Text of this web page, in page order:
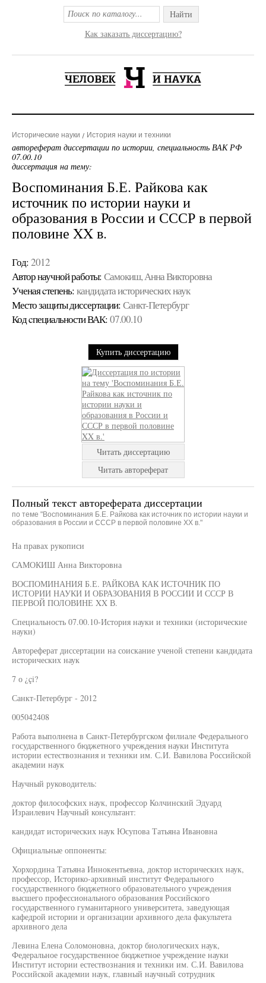
Найти
Как заказать диссертацию?
Исторические науки История науки и техники
автореферат диссертации по истории, специальность ВАК РФ
07.00.10
диссертация на тему:
Воспоминания Б.Е. Райкова как
источник по истории науки и
образования в России и СССР в первой
половине XX в.
Год: 2012
Автор научной работы: Самокиш, Анна Викторовна
Ученая cтепень: кандидата исторических наук
Место защиты диссертации: Санкт-Петербург
Код cпециальности ВАК: 07.00.10
Купить диссертацию
Читать диссертацию
Читать автореферат
Полный текст автореферата диссертации
по теме "Воспоминания Б.Е. Райкова как источник по истории науки и
образования в России и СССР в первой половине XX в."
На правах рукописи
САМОКИШ Анна Викторовна
ВОСПОМИНАНИЯ Б.Е. РАЙКОВА КАК ИСТОЧНИК ПО
ИСТОРИИ НАУКИ И ОБРАЗОВАНИЯ В РОССИИ И СССР В
ПЕРВОЙ ПОЛОВИНЕ XX В.
Специальность 07.00.10-История науки и техники (исторические
науки)
Автореферат диссертации на соискание ученой степени кандидата
исторических наук
7 о ¿çi?
Санкт-Петербург - 2012
005042408
Работа выполнена в Санкт-Петербургском филиале Федерального
государственного бюджетного учреждения науки Института
истории естествознания и техники им. С.И. Вавилова Российской
академии наук
Научный руководитель:
доктор философских наук, профессор Колчинский Эдуард
Израилевич Научный консультант:
кандидат исторических наук Юсупова Татьяна Ивановна
Официальные оппоненты:
Хорхордина Татьяна Иннокентьевна, доктор исторических наук,
профессор, Историко-архивный институт Федерального
государственного бюджетного образовательного учреждения
высшего профессионального образования Российского
государственного гуманитарного университета, заведующая
кафедрой истории и организации архивного дела факультета
архивного дела
Левина Елена Соломоновна, доктор биологических наук,
Федеральное государственное бюджетное учреждение науки
Институт истории естествознания и техники им. С.И. Вавилова
Российской академии наук, главный научный сотрудник